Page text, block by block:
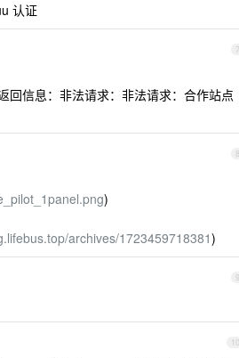
认证
7
回信息：非法请求：非法请求：合作站点
8
)
archives/1723459718381)
9
10